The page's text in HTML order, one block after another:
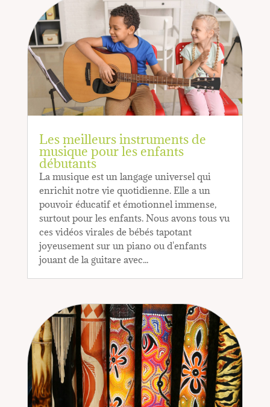
Les meilleurs instruments de
musique pour les enfants
débutants
La musique est un langage universel qui
enrichit notre vie quotidienne. Elle a un
pouvoir éducatif et émotionnel immense,
surtout pour les enfants. Nous avons tous vu
ces vidéos virales de bébés tapotant
joyeusement sur un piano ou d'enfants
jouant de la guitare avec...